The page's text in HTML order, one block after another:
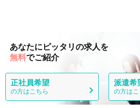
あなたにピッタリの求人を
無料でご紹介
正社員希望
の方はこちら
派遣希
の方はこ